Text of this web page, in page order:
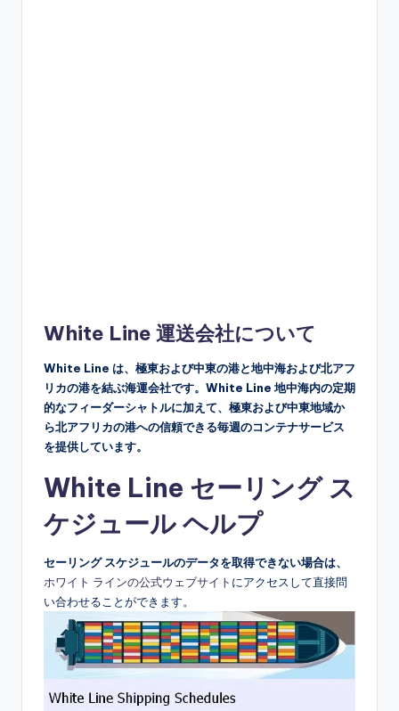
White Line 運送会社について
White Line は、極東および中東の港と地中海および北アフ
リカの港を結ぶ海運会社です。White Line 地中海内の定期
的なフィーダーシャトルに加えて、極東および中東地域か
ら北アフリカの港への信頼できる毎週のコンテナサービス
を提供しています。
White Line セーリング ス
ケジュール ヘルプ
セーリング スケジュールのデータを取得できない場合は、
ホワイト ラインの公式ウェブサイト にアクセスして直接問
い合わせることができます。